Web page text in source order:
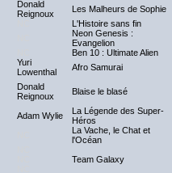
Donald
Reignoux
Les Malheurs de Sophie
L'Histoire sans fin
Neon Genesis :
Evangelion
Ben 10 : Ultimate Alien
Yuri
Lowenthal
Afro Samurai
Donald
Reignoux
Blaise le blasé
Adam Wylie
La Légende des Super-
Héros
La Vache, le Chat et
l'Océan
Team Galaxy